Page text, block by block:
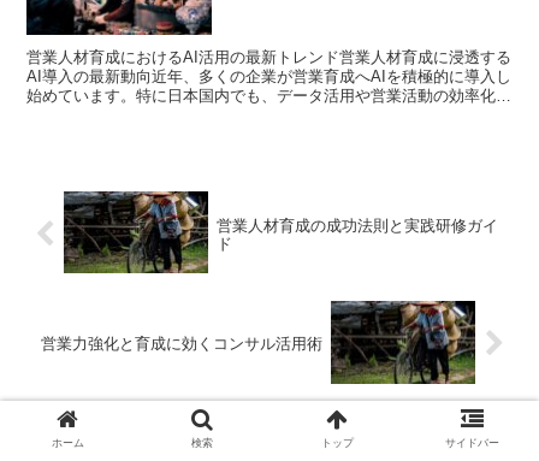
営業人材育成におけるAI活用の最新トレンド営業人材育成に浸透する
AI導入の最新動向近年、多くの企業が営業育成へAIを積極的に導入し
始めています。特に日本国内でも、データ活用や営業活動の効率化が
営業人材育成の成功法則と実践研修ガイ
ド
営業力強化と育成に効くコンサル活用術
ホーム 検索 トップ サイドバー